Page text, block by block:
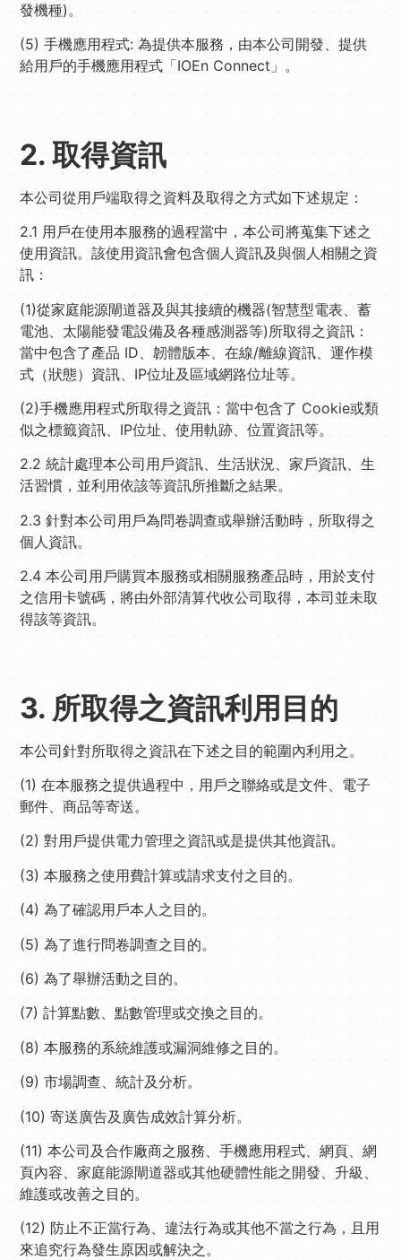
發機種)。
(5) 手機應用程式: 為提供本服務，由本公司開發、提供
給用戶的手機應用程式「IOEn Connect」。
2. 取得資訊
本公司從用戶端取得之資料及取得之方式如下述規定：
2.1 用戶在使用本服務的過程當中，本公司將蒐集下述之
使用資訊。該使用資訊會包含個人資訊及與個人相關之資
訊：
(1)從家庭能源閘道器及與其接續的機器(智慧型電表、蓄
電池、太陽能發電設備及各種感測器等)所取得之資訊：
當中包含了產品 ID、韌體版本、在線/離線資訊、運作模
式（狀態）資訊、IP位址及區域網路位址等。
(2)手機應用程式所取得之資訊：當中包含了 Cookie或類
似之標籤資訊、IP位址、使用軌跡、位置資訊等。
2.2 統計處理本公司用戶資訊、生活狀況、家戶資訊、生
活習慣，並利用依該等資訊所推斷之結果。
2.3 針對本公司用戶為問卷調查或舉辦活動時，所取得之
個人資訊。
2.4 本公司用戶購買本服務或相關服務產品時，用於支付
之信用卡號碼，將由外部清算代收公司取得，本司並未取
得該等資訊。
3. 所取得之資訊利用目的
本公司針對所取得之資訊在下述之目的範圍內利用之。
(1) 在本服務之提供過程中，用戶之聯絡或是文件、電子
郵件、商品等寄送。
(2) 對用戶提供電力管理之資訊或是提供其他資訊。
(3) 本服務之使用費計算或請求支付之目的。
(4) 為了確認用戶本人之目的。
(5) 為了進行問卷調查之目的。
(6) 為了舉辦活動之目的。
(7) 計算點數、點數管理或交換之目的。
(8) 本服務的系統維護或漏洞維修之目的。
(9) 市場調查、統計及分析。
(10) 寄送廣告及廣告成效計算分析。
(11) 本公司及合作廠商之服務、手機應用程式、網頁、網
頁內容、家庭能源閘道器或其他硬體性能之開發、升級、
維護或改善之目的。
(12) 防止不正當行為、違法行為或其他不當之行為，且用
來追究行為發生原因或解決之。